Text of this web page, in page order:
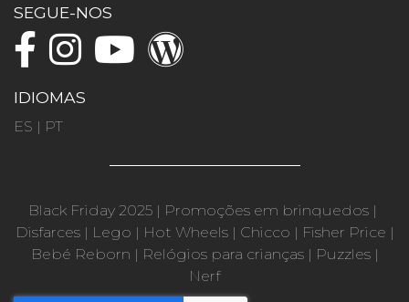
SEGUE-NOS
IDIOMAS
ES | PT
Black Friday 2025 | Promoções em brinquedos |
Disfarces| Lego | Hot Wheels| Chicco | Fisher Price |
Bebé Reborn | Relógios para crianças| Puzzles|
Nerf